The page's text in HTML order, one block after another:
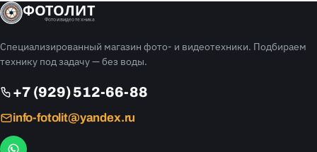
ФОТОЛИТ
Фото и видео техника
Специализированный магазин фото- и видеотехники. Подбираем
технику под задачу — без воды.
+7 (929) 512-66-88
info-fotolit@yandex.ru